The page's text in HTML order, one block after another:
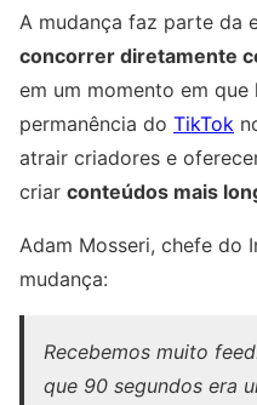
A mudança faz parte da
concorrer diretamente
em um momento em
permanência do TikTok
atrair criadores e
criar conteúdos mais
Adam Mosseri, chefe do
mudança:
Recebemos muito
que 90 segundos era